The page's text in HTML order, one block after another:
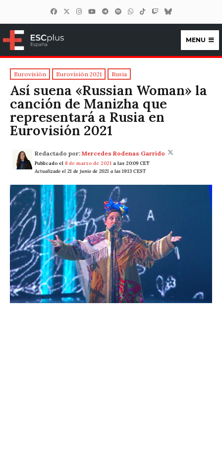
ESCplus España
MENU
Eurovisión Eurovisión 2021 Rusia
Así suena «Russian Woman» la
canción de Manizha que
representará a Rusia en
Eurovisión 2021
Redactado por: Mercedes Rodenas Garrido
Publicado el 8 de marzo de 2021 a las 20:09 CET
Actualizado el 21 de junio de 2021 a las 19:13 CEST